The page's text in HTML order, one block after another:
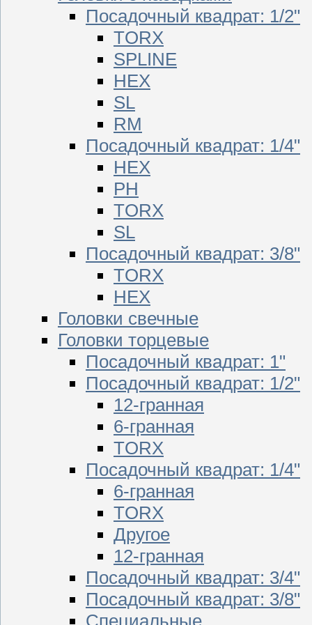
Посадочный квадрат: 1/2"
TORX
SPLINE
HEX
SL
RM
Посадочный квадрат: 1/4"
HEX
PH
TORX
SL
Посадочный квадрат: 3/8"
TORX
HEX
Головки свечные
Головки торцевые
Посадочный квадрат: 1"
Посадочный квадрат: 1/2"
12-гранная
6-гранная
TORX
Посадочный квадрат: 1/4"
6-гранная
TORX
Другое
12-гранная
Посадочный квадрат: 3/4"
Посадочный квадрат: 3/8"
Специальные